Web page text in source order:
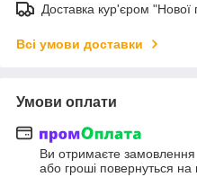
Доставка кур'єром "Нової
Всі умови доставки
Умови оплати
Ви отримаєте замовлення
або гроші повернуться на